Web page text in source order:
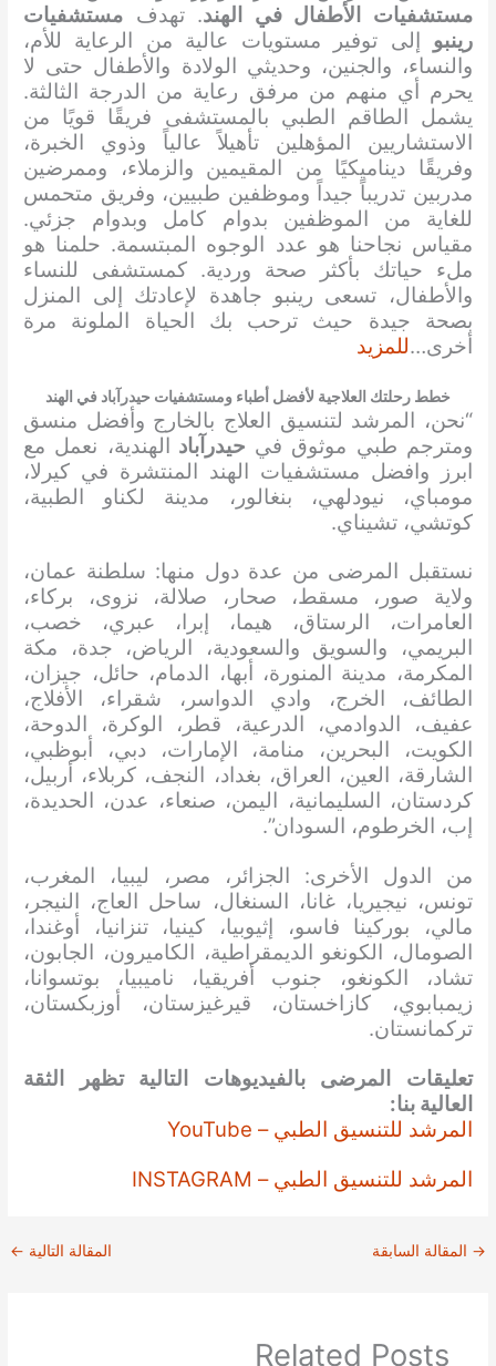
مستشفيات الأطفال في الهند. تهدف مستشفيات
رينبو إلى توفير مستويات عالية من الرعاية للأم،
والنساء، والجنين، وحديثي الولادة والأطفال حتى لا
يحرم أي منهم من مرفق رعاية من الدرجة الثالثة.
يشمل الطاقم الطبي بالمستشفى فريقًا قويًا من
الاستشاريين المؤهلين تأهيلاً عالياً وذوي الخبرة،
وفريقًا ديناميكيًا من المقيمين والزملاء، وممرضين
مدربين تدريباً جيداً وموظفين طبيين، وفريق متحمس
للغاية من الموظفين بدوام كامل وبدوام جزئي.
مقياس نجاحنا هو عدد الوجوه المبتسمة. حلمنا هو
ملء حياتك بأكثر صحة وردية. كمستشفى للنساء
والأطفال، تسعى رينبو جاهدة لإعادتك إلى المنزل
بصحة جيدة حيث ترحب بك الحياة الملونة مرة
أخرى…للمزيد
خطط رحلتك العلاجية لأفضل أطباء ومستشفيات حيدرآباد في الهند
“نحن، المرشد لتنسيق العلاج بالخارج وأفضل منسق
ومترجم طبي موثوق في حيدرآباد الهندية، نعمل مع
ابرز وافضل مستشفيات الهند المنتشرة في كيرلا،
مومباي، نيودلهي، بنغالور، مدينة لكناو الطبية،
كوتشي، تشيناي.
نستقبل المرضى من عدة دول منها: سلطنة عمان،
ولاية صور، مسقط، صحار، صلالة، نزوى، بركاء،
العامرات، الرستاق، هيما، إبرا، عبري، خصب،
البريمي، والسويق والسعودية، الرياض، جدة، مكة
المكرمة، مدينة المنورة، أبها، الدمام، حائل، جيزان،
الطائف، الخرج، وادي الدواسر، شقراء، الأفلاج،
عفيف، الدوادمي، الدرعية، قطر، الوكرة، الدوحة،
الكويت، البحرين، منامة، الإمارات، دبي، أبوظبي،
الشارقة، العين، العراق، بغداد، النجف، كربلاء، أربيل،
كردستان، السليمانية، اليمن، صنعاء، عدن، الحديدة،
إب، الخرطوم، السودان”.
من الدول الأخرى: الجزائر، مصر، ليبيا، المغرب،
تونس، نيجيريا، غانا، السنغال، ساحل العاج، النيجر،
مالي، بوركينا فاسو، إثيوبيا، كينيا، تنزانيا، أوغندا،
الصومال، الكونغو الديمقراطية، الكاميرون، الجابون،
تشاد، الكونغو، جنوب أفريقيا، ناميبيا، بوتسوانا،
زيمبابوي، كازاخستان، قيرغيزستان، أوزبكستان،
تركمانستان.
تعليقات المرضى بالفيديوهات التالية تظهر الثقة
العالية بنا:
المرشد للتنسيق الطبي – YouTube
المرشد للتنسيق الطبي – INSTAGRAM
→ المقالة السابقة المقالة التالية ←
Related Posts